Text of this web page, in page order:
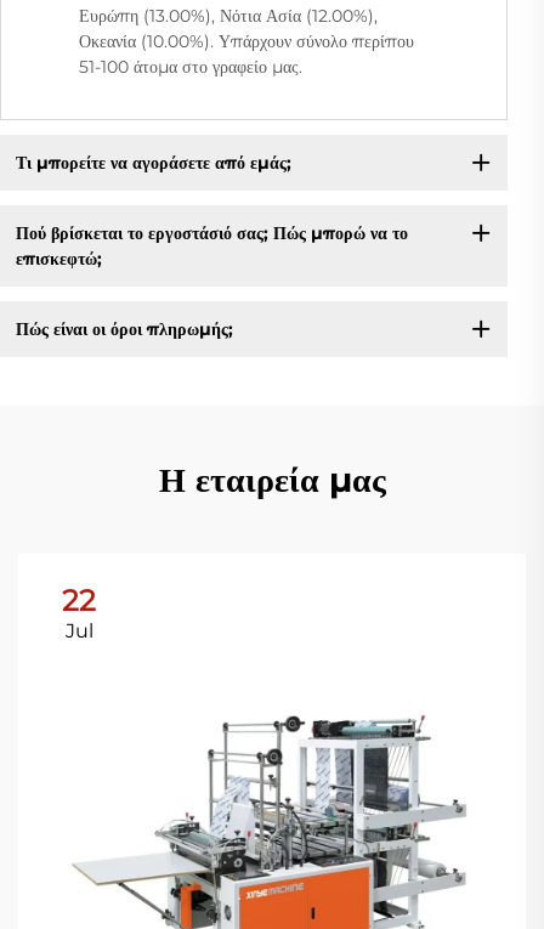
Ευρώπη (13.00%), Νότια Ασία (12.00%),
Οκεανία (10.00%). Υπάρχουν σύνολο περίπου
51-100 άτομα στο γραφείο μας.
Τι μπορείτε να αγοράσετε από εμάς;
Πού βρίσκεται το εργοστάσιό σας; Πώς μπορώ να το
επισκεφτώ;
Πώς είναι οι όροι πληρωμής;
Η εταιρεία μας
22
Jul